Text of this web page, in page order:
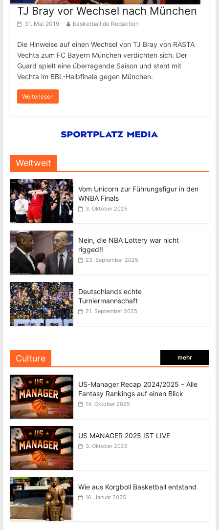
TJ Bray vor Wechsel nach München
31. Mai 2019 basketball.de Redaktion
Die Hinweise auf einen Wechsel von TJ Bray von RASTA
Vechta zum FC Bayern München verdichten sich. Der
Guard spielt eine überragende Saison und steht mit
Vechta im BBL-Halbfinale gegen München.
Weiterlesen
Weltweit
Vom Unicorn zur Führungsfigur in den
WNBA Finals
3. Oktober 2025
Nein, die NBA Lottery war nicht
rigged!!
23. September 2025
Deutschlands echte
Turniermannschaft
21. September 2025
Culture mehr
US-Manager Recap 2024/2025 – Alle
Fantasy Rankings auf einen Blick
14. Oktober 2025
US MANAGER 2025 IST LIVE
3. Oktober 2025
Wie aus Korgboll Basketball entstand
16. Januar 2025